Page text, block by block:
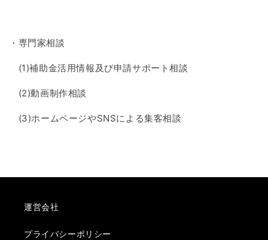
・専門家相談
(1)補助金活用情報及び申請サポート相談
(2)動画制作相談
(3)ホームページやSNSによる集客相談
運営会社
プライバシーポリシー